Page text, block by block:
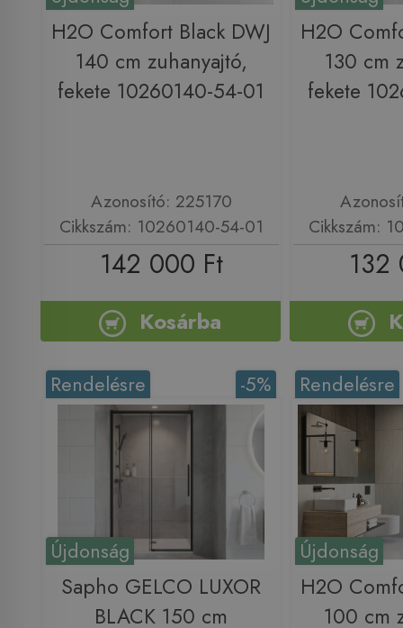
H2O Comfort Black DWJ
140 cm zuhanyajtó,
fekete 10260140-54-01
Azonosító: 225170
Cikkszám: 10260140-54-01
142 000 Ft
Kosárba
H2O
130 cm
fekete
Cikkszám:
132
Újdonság
-5%
Rendelésre
Sapho GELCO LUXOR
BLACK 150 cm
Újdonság
Rendelésre
H2O
100 cm